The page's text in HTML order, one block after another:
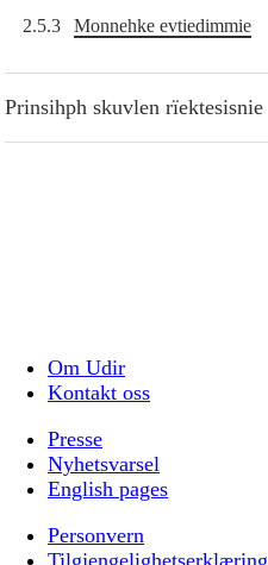
2.5.3 Monnehke evtiedimmie
Prinsihph skuvlen rïektesisnie
Om Udir
Kontakt oss
Presse
Nyhetsvarsel
English pages
Personvern